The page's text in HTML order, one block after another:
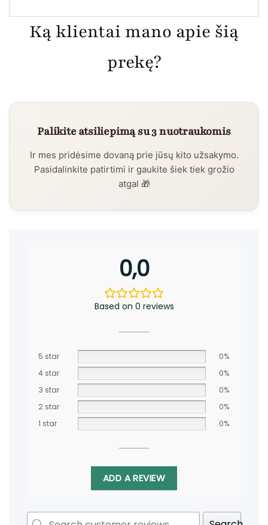
Ką klientai mano apie šią
prekę?
Palikite atsiliepimą su 3 nuotraukomis
Ir mes pridėsime dovaną prie jūsų kito užsakymo.
Pasidalinkite patirtimi ir gaukite šiek tiek grožio
atgal 🎁
0,0
Based on 0 reviews
5 star
0%
4 star
0%
3 star
0%
2 star
0%
1 star
0%
ADD A REVIEW